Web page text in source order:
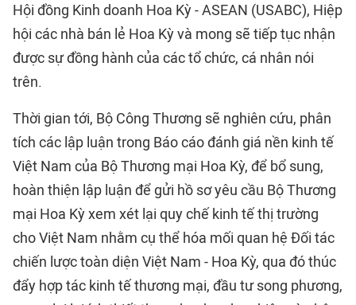
Hội đồng Kinh doanh Hoa Kỳ - ASEAN (USABC), Hiệp
hội các nhà bán lẻ Hoa Kỳ và mong sẽ tiếp tục nhận
được sự đồng hành của các tổ chức, cá nhân nói
trên.
Thời gian tới, Bộ Công Thương sẽ nghiên cứu, phân
tích các lập luận trong Báo cáo đánh giá nền kinh tế
Việt Nam của Bộ Thương mại Hoa Kỳ, để bổ sung,
hoàn thiện lập luận để gửi hồ sơ yêu cầu Bộ Thương
mại Hoa Kỳ xem xét lại quy chế kinh tế thị trường
cho Việt Nam nhằm cụ thể hóa mối quan hệ Đối tác
chiến lược toàn diện Việt Nam - Hoa Kỳ, qua đó thúc
đẩy hợp tác kinh tế thương mại, đầu tư song phương,